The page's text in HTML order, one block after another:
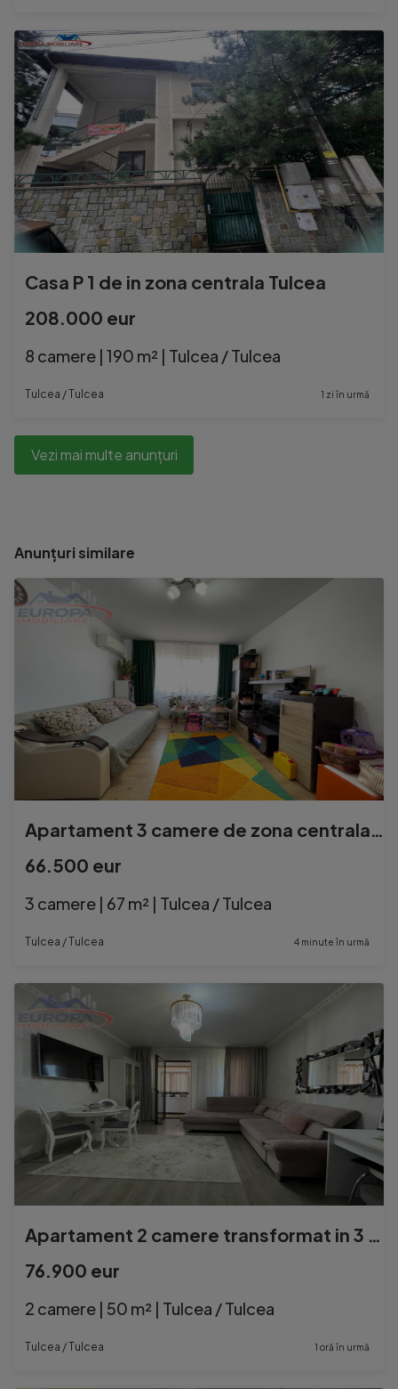
Casa P 1 de in zona centrala Tulcea
208.000 eur
8 camere | 190 m² | Tulcea / Tulcea
Tulcea / Tulcea 1 zi în urmă
Vezi mai multe anunțuri
Anunțuri similare
Apartament 3 camere de zona centrala Tulcea
66.500 eur
3 camere | 67 m² | Tulcea / Tulcea
Tulcea / Tulcea 4 minute în urmă
Apartament 2 camere transformat in 3 camere de zona C5-Tulc
76.900 eur
2 camere | 50 m² | Tulcea / Tulcea
Tulcea / Tulcea 1 oră în urmă